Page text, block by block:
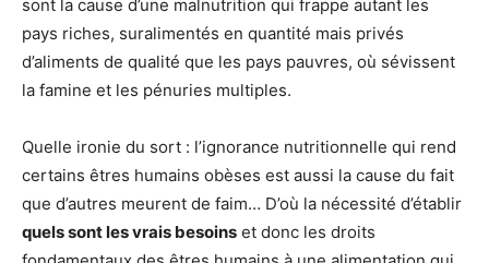
sont la cause d’une malnutrition qui frappe autant les
pays riches, suralimentés en quantité mais privés
d’aliments de qualité que les pays pauvres, où sévissent
la famine et les pénuries multiples.
Quelle ironie du sort : l’ignorance nutritionnelle qui rend
certains êtres humains obèses est aussi la cause du fait
que d’autres meurent de faim… D’où la nécessité d’établir
quels sont les vrais besoins et donc les droits